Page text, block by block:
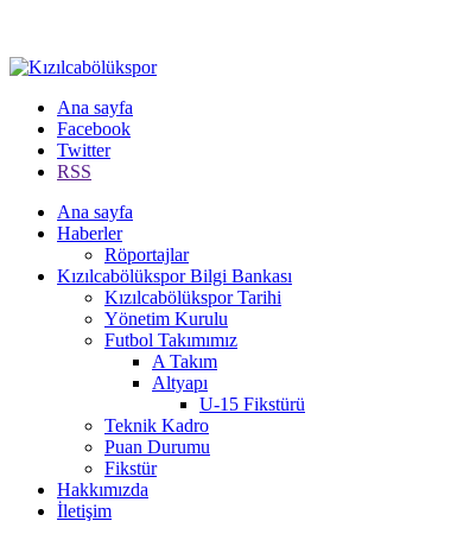
Ana sayfa
Facebook
Twitter
RSS
Ana sayfa
Haberler
Röportajlar
Kızılcabölükspor Bilgi Bankası
Kızılcabölükspor Tarihi
Yönetim Kurulu
Futbol Takımımız
A Takım
Altyapı
U-15 Fikstürü
Teknik Kadro
Puan Durumu
Fikstür
Hakkımızda
İletişim